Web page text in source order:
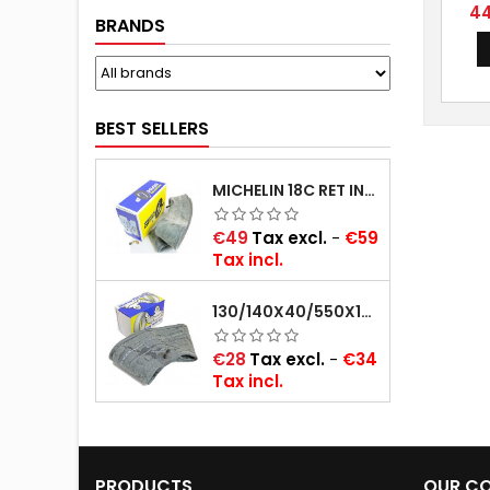
BRANDS
BEST SELLERS
MICHELIN 18C RET INNER TUBE -CENTRE VALVE 730X130 (ALSO 715X115, 720X120 AND 11/12/13/14/15/16X45)
Price
€49 Tax excl. - €59
Tax incl.
130/140X40/550X16/165X16/145/155/165X400 MICHELIN VALVE OBLIQUE (16E13)
Price
€28 Tax excl. - €34
Tax incl.